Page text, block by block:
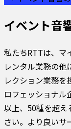
イベント音
私たちRTTは、マ
レンタル業務の他
レクション業務
ロフェッショナル
以上、50種を超
さい。より良いサ